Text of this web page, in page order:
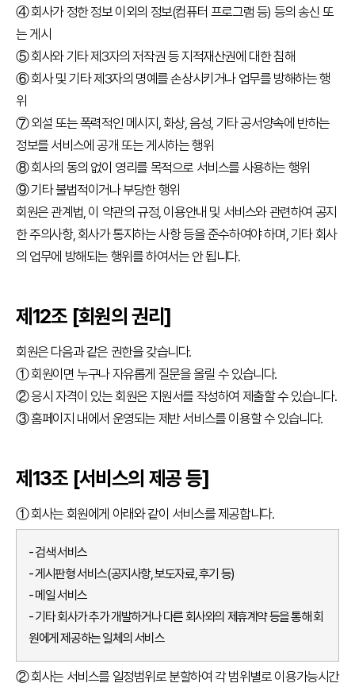
④ 회사가 정한 정보 이외의 정보(컴퓨터 프로그램 등) 등의 송신 또
는 게시
⑤ 회사와 기타 제3자의 저작권 등 지적재산권에 대한 침해
⑥ 회사 및 기타 제3자의 명예를 손상시키거나 업무를 방해하는 행
위
⑦ 외설 또는 폭력적인 메시지, 화상, 음성, 기타 공서양속에 반하는
정보를 서비스에 공개 또는 게시하는 행위
⑧ 회사의 동의 없이 영리를 목적으로 서비스를 사용하는 행위
⑨ 기타 불법적이거나 부당한 행위
회원은 관계법, 이 약관의 규정, 이용안내 및 서비스와 관련하여 공지
한 주의사항, 회사가 통지하는 사항 등을 준수하여야 하며, 기타 회사
의 업무에 방해되는 행위를 하여서는 안 됩니다.
제12조 [회원의 권리]
회원은 다음과 같은 권한을 갖습니다.
① 회원이면 누구나 자유롭게 질문을 올릴 수 있습니다.
② 응시 자격이 있는 회원은 지원서를 작성하여 제출할 수 있습니다.
③ 홈페이지 내에서 운영되는 제반 서비스를 이용할 수 있습니다.
제13조 [서비스의 제공 등]
① 회사는 회원에게 아래와 같이 서비스를 제공합니다.
- 검색 서비스
- 게시판형 서비스(공지사항, 보도자료, 후기 등)
- 메일 서비스
- 기타 회사가 추가 개발하거나 다른 회사와의 제휴계약 등을 통해 회
원에게 제공하는 일체의 서비스
② 회사는 서비스를 일정범위로 분할하여 각 범위별로 이용가능시간